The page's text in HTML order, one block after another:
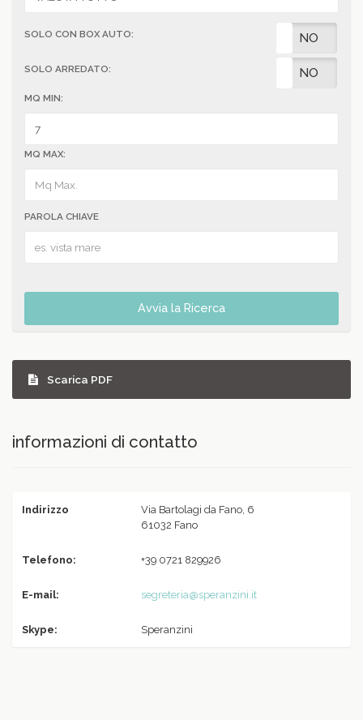
SOLO CON BOX AUTO: NO
SOLO ARREDATO: NO
MQ MIN:
MQ MAX:
PAROLA CHIAVE
Avvia la Ricerca
Scarica PDF
informazioni di contatto
Indirizzo
Via Bartolagi da Fano, 6
61032 Fano
Telefono: +39 0721 829926
E-mail: segreteria@speranzini.it
Skype: Speranzini